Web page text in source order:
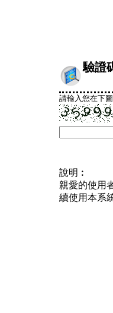
驗證
請輸入您在下
說明︰
親愛的使用
續使用本系